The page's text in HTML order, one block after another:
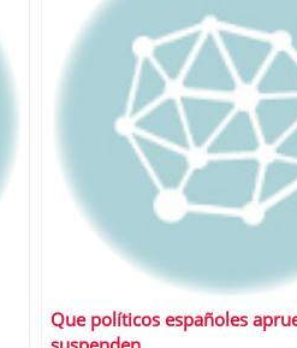
Que políticos españoles